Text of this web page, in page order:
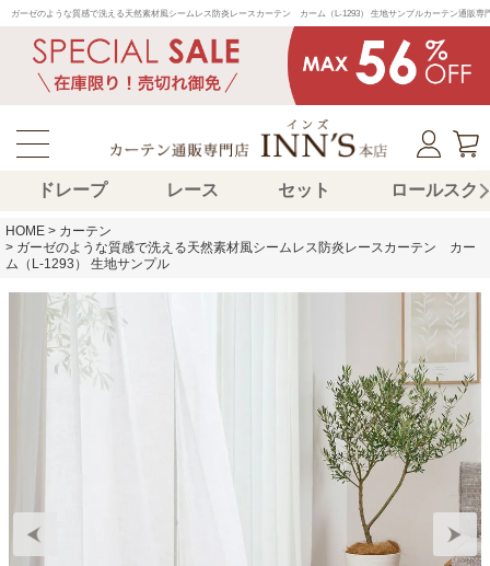
ガーゼのような質感で洗える天然素材風シームレス防炎レースカーテン　カーム（L-1293） 生地サンプルカーテン通販
ドレープ レース セット ロールスク
HOME
カーテン
ガーゼのような質感で洗える天然素材風シームレス防炎レースカーテン カー
ム（L-1293） 生地サンプル